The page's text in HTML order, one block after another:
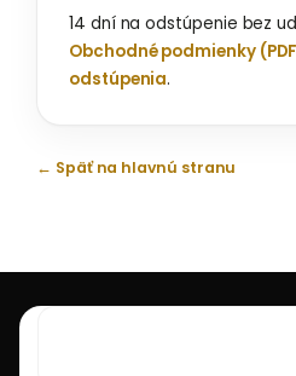
14 dní na odstúpenie bez
Obchodné podmienky
odstúpenia.
← Späť na hlavnú stranu